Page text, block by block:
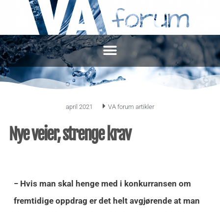
april 2021 VA forum artikler
Nye veier, strenge krav
− Hvis man skal henge med i konkurransen om
fremtidige oppdrag er det helt avgjørende at man